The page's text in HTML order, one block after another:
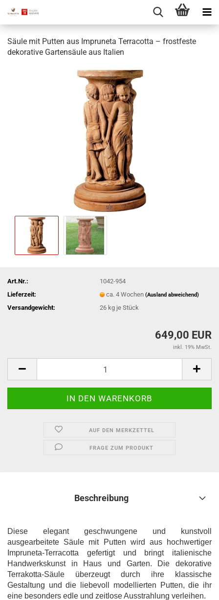
Säule mit Putten aus Impruneta Terracotta – frostfeste
dekorative Gartensäule aus Italien
Art.Nr.:
1042-954
Lieferzeit:
ca. 4 Wochen(Ausland abweichend)
Versandgewicht: 26 kg je Stück
649,00 EUR
inkl. 19% MwSt.
AUF DEN MERKZETTEL
FRAGE ZUM PRODUKT
Beschreibung
Diese elegant geschwungene und kunstvoll
ausgearbeitete Säule mit Putten wird aus hochwertiger
Impruneta-Terracotta gefertigt und bringt italienische
Handwerkskunst in Haus und Garten. Die dekorative
Terrakotta-Säule überzeugt durch ihre klassische
Gestaltung und die liebevoll modellierten Putten, die ihr
eine besonders edle und zeitlose Ausstrahlung verleihen.